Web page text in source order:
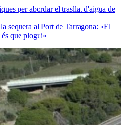
per abordar el trasllat d'aigua de
sequera al Port de Tarragona: «El
que plogui»